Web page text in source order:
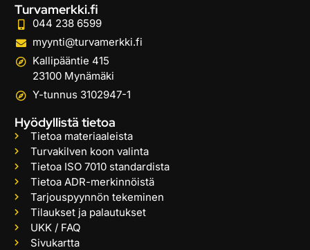
Turvamerkki.fi
044 238 6599
myynti@turvamerkki.fi
Kallipääntie 415
23100 Mynämäki
Y-tunnus 3102947-1
Hyödyllistä tietoa
Tietoa materiaaleista
Turvakilven koon valinta
Tietoa ISO 7010 standardista
Tietoa ADR-merkinnöistä
Tarjouspyynnön tekeminen
Tilaukset ja palautukset
UKK / FAQ
Sivukartta